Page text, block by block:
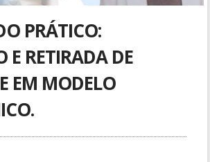
PRÁTICO:
E RETIRADA DE
EM MODELO